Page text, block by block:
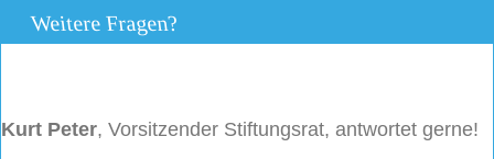
Weitere Fragen?
Kurt Peter, Vorsitzender Stiftungsrat, antwortet gerne!